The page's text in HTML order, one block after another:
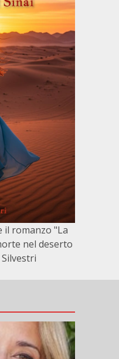
il romanzo "La
nel deserto